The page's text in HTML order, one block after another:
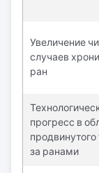
Увеличение
случаев
ран
прогресс в
продвинутого
за ранами